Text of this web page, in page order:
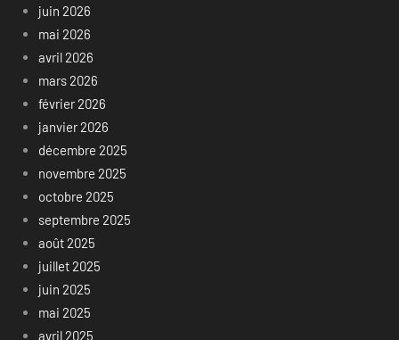
juin 2026
mai 2026
avril 2026
mars 2026
février 2026
janvier 2026
décembre 2025
novembre 2025
octobre 2025
septembre 2025
août 2025
juillet 2025
juin 2025
mai 2025
avril 2025